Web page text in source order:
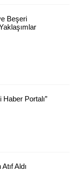
Beşeri
Haber Portalı”
Aldı